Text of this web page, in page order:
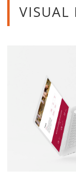
VISUAL